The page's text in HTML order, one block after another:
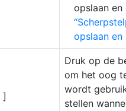
opslaan
opslaan
]
Druk op de
om het oog
wordt
stellen